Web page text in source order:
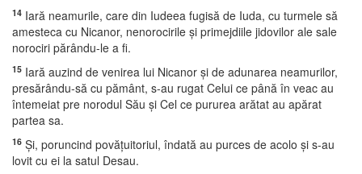
14 Iară neamurile, care din Iudeea fugisă de Iuda, cu turmele să
amesteca cu Nicanor, nenorocirile şi primejdiile jidovilor ale sale
norociri părându-le a fi.
15 Iară auzind de venirea lui Nicanor şi de adunarea neamurilor,
presărându-să cu pământ, s-au rugat Celui ce până în veac au
întemeiat pre norodul Său şi Cel ce pururea arătat au apărat
partea sa.
16 Şi, poruncind povăţuitoriul, îndată au purces de acolo şi s-au
lovit cu ei la satul Desau.